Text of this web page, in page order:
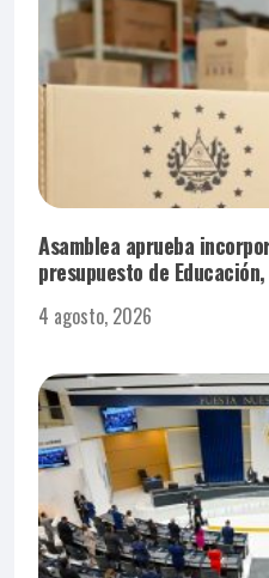
Asamblea aprueba
presupuesto de
4 agosto, 2026